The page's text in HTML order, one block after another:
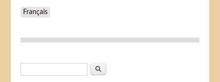
Français
Formulaire de recherche
Rechercher